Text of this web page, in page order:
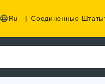
Ru | Соединенные Штаты